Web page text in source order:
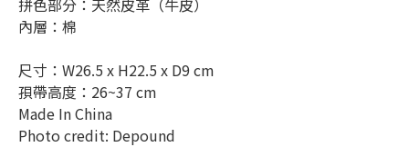
拼色部分：天然皮革（牛皮）
內層：棉
尺寸：W26.5 x H22.5 x D9 cm
孭帶高度：26~37 cm
Made In China
Photo credit: Depound